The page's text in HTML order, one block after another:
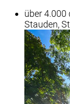
über
Stauden,